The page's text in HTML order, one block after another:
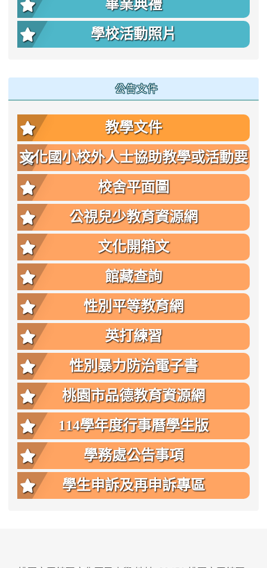
畢業典禮
學校活動照片
公告文件
教學文件
文化國小校外人士協助教學或活動要
點
校舍平面圖
公視兒少教育資源網
文化開箱文
館藏查詢
性別平等教育網
英打練習
性別暴力防治電子書
桃園市品德教育資源網
114學年度行事曆學生版
學務處公告事項
學生申訴及再申訴專區